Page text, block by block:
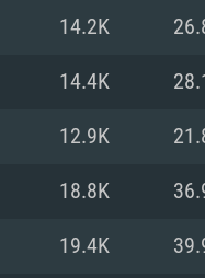
11: AMD
660. La
le jeu est de
supportés)
(Mac), ou
minimale
les derniers
pour AMD
14.2K
14.4K
12.9K
18.8K
19.4K